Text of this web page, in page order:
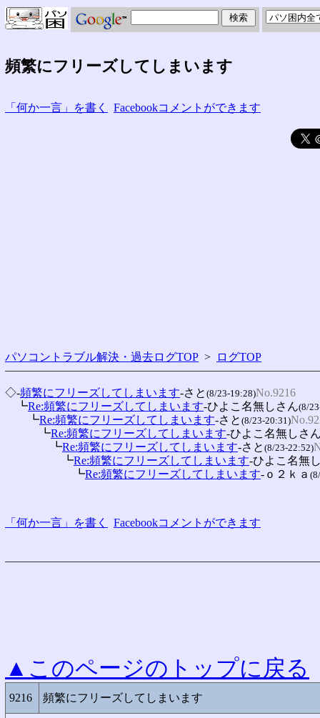
頻繁にフリーズしてしまいます
「何か一言」を書く Facebookコメントができます
パソコントラブル解決・過去ログTOP > ログTOP
◇-頻繁にフリーズしてしまいます-さと (8/23-19:28)No.9216
┗Re:頻繁にフリーズしてしまいます-ひよこ名無しさん(8/
┗Re:頻繁にフリーズしてしまいます-さと (8/23-20:31)
┗Re:頻繁にフリーズしてしまいます-ひよこ名無しさ
┗Re:頻繁にフリーズしてしまいます-さと (8/23-22:52)
┗Re:頻繁にフリーズしてしまいます-ひよこ名無
┗Re:頻繁にフリーズしてしまいます-ｏ２ｋａ
「何か一言」を書く Facebookコメントができます
▲このページのトップに戻る
9216 頻繁にフリーズしてしまいます